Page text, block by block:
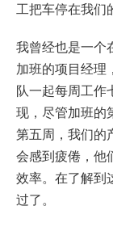
工把车停在我们
我曾经也是一个
加班的项目经理
队一起每周工作
现，尽管加班的
第五周，我们的
会感到疲倦，他
效率。在了解到
过了。